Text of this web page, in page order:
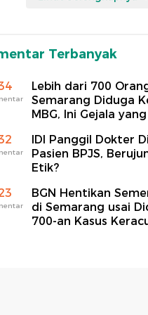
Terbanyak
Lebih dari 700
Semarang Diduga
MBG, Ini Gejala
IDI Panggil Dokter
Pasien BPJS,
Etik?
BGN Hentikan
di Semarang usai
700-an Kasus